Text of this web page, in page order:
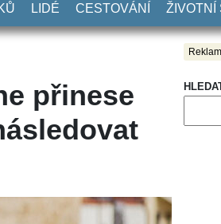
LIDÉ CESTOVÁNÍ ŽIVOTNÍ
přinese